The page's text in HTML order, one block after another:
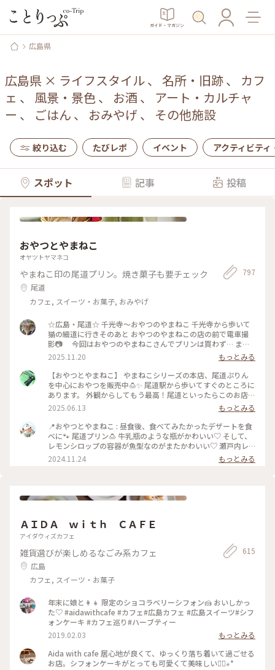
ガイド・マガジン
広島県
広島県 × ライフスタイル、 名所・旧跡、 カフ
ェ 、 風景・景色、 お酒 、 アート・カルチャ
ー 、 ごはん 、 おみやげ 、 その他施設
絞り込む たびレポ イベント アクティビティ
スポット 記事 投稿
おやつとやまねこ
オヤツトヤマネコ
やまねこ印の尾道プリン。焼き菓子も要チェック
尾道
カフェ, スイーツ・お菓子, おみやげ
797
☆広島・尾道☆ 千光寺〜おやつのやまねこ 千光寺から歩いて
猫の細道に行きそのあと おやつのやまねこの店の前で電車撮
影📷 今回はおやつのやまねこさんでプリンは買わず… また
次のお楽しみにとっておきます😊 人力車実際に見るのは初め
て!! 乗る勇気はなくて写真だけ撮影しました📷 #ことりっぷと
一緒 #ことりっぷ #出戻り #写真 #一眼レフカメラ #canon
#canoneoskissx9 #広島 #お出かけ #ドライブ #尾道 #日帰り
の旅
2025.11.20
もっとみる
【おやつとやまねこ】 やまねこシリーズの本店、尾道ぷりん
を中心におやつを販売中🍮✨ 尾道駅から歩いてすぐのところに
あります。 外観からしてもう最高！尾道といったらこのお店
🐈！ 様々な種類の尾道ぷりんに焼き菓子、やまねこのお店の方
でメインで売っているチーズケーキの箱もショーケースにあり
ました🍰 お店の外にこれまたレトロなベンチがあるのでテイ
クアウトしてすぐに楽しむのも非常にあり！ #尾道グルメ #尾
道プリン #人気店 #レトロ #フォトジェニック #プリン #アメリ
カンクッキー #チーズケーキ #食べ歩き #猫
2025.06.13
もっとみる
📍おやつとやまねこ : 昼食後、食べてみたかったデザートを食
べに🐾 尾道プリン🍮 牛乳瓶のような瓶がかわいい♡ そして、
レモンシロップの容器が魚型なのがまたかわいい♡ 瀬戸内レ
モンシロップでさっぱり爽やかなプリンでした🍋 10分くらい
並んで買えました！ 午前中にスイーツを食べ、お昼もラーメ
です！ まだまだお散歩したかったですが、この日は岡山市内
旅 #スイーツ #プリン #尾道プリン #かわいい #美味 #広島 #尾
道 #尾道散歩 #milkのミルキーな毎日
2024.11.24 もっとみる
ＡＩＤＡ ｗｉｔｈ ＣＡＦＥ
アイダウィズカフェ
雑貨選びが楽しめるなごみ系カフェ
広島
カフェ, スイーツ・お菓子
615
年末に娘と👩‍👧 限定のショコラベリーシフォン🍰 おいしかっ
た♡ #aidawithcafe #カフェ#広島カフェ #広島スイーツ#シフ
ォンケーキ #カフェ巡り#ハーブティー
2019.02.03
もっとみる
Aida with cafe 居心地が良くて、ゆっくり落ち着いて過ごせる
お店。シフォンケーキがとっても可愛くて美味しい◡̈⃝⋆*